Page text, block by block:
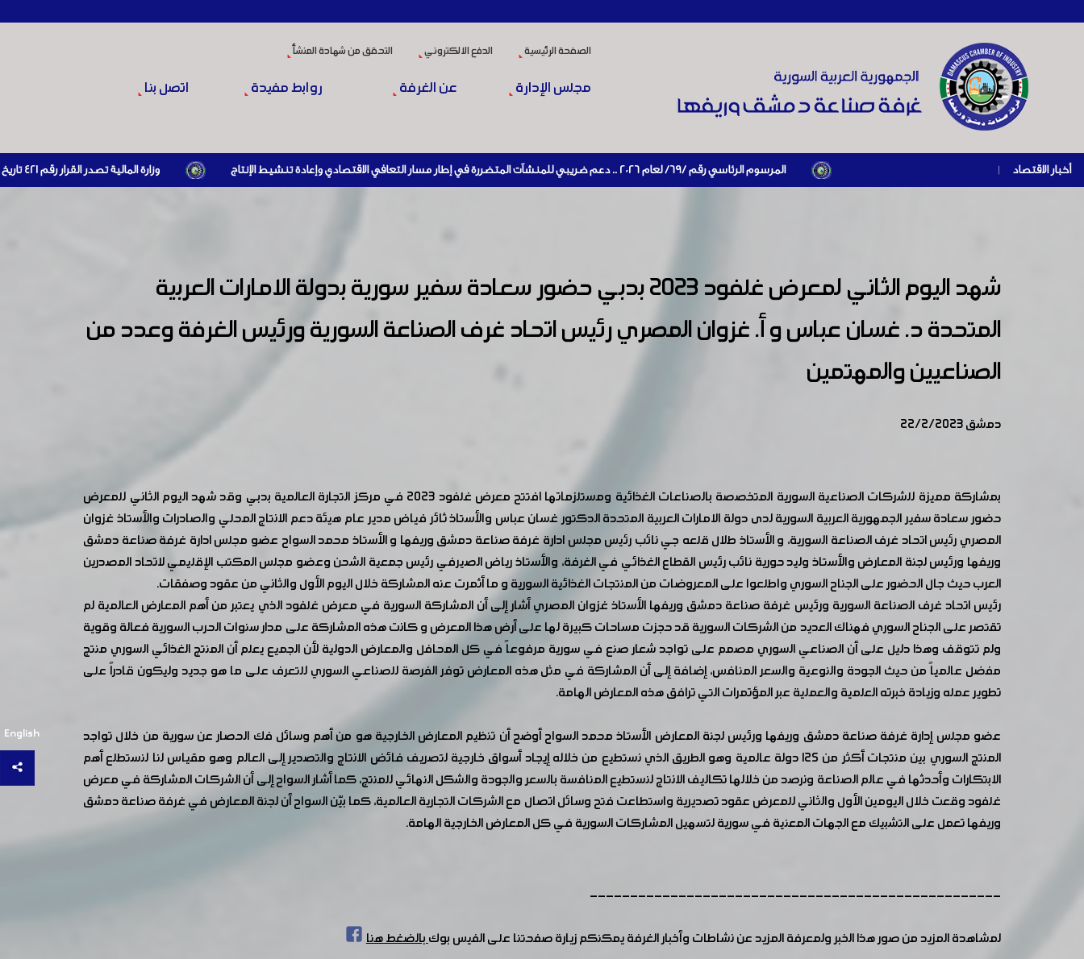
الصفحة الرئيسية الدفع الالكتروني التحقق من شهادة المنشأ
مجلس الإدارة عن الغرفة روابط مفيدة اتصل بنا
أخبار الاقتصاد | المرسوم الرئاسي رقم /69/ لعام 2026 .. دعم ضريبي للمنشآت المتضررة في إطار مسار التعافي الاقتصادي وإعادة تنشيط الإنتاج وزارة المالية تصدر القرار رقم 421 تاريخ 24/3/2026 المتضمن الزام المستوردين بإبراز براءة ذمة مالية سارية صادرة عن الهيئة العامة للضرائب والرسوم أو مديرياتها عند القيام بعمليات الاستيراد
English
شهد اليوم الثاني لمعرض غلفود 2023 بدبي حضور سعادة سفير سورية بدولة الامارات العربية
المتحدة د. غسان عباس و أ. غزوان المصري رئيس اتحاد غرف الصناعة السورية ورئيس الغرفة وعدد من
الصناعيين والمهتمين
دمشق 22/2/2023
بمشاركة مميزة للشركات الصناعية السورية المتخصصة بالصناعات الغذائية ومستلزماتها افتتح معرض غلفود 2023 في مركز التجارة العالمية بدبي وقد شهد اليوم الثاني للمعرض
حضور سعادة سفير الجمهورية العربية السورية لدى دولة الامارات العربية المتحدة الدكتور غسان عباس والأستاذ ثائر فياض مدير عام هيئة دعم الانتاج المحلي والصادرات والأستاذ غزوان
المصري رئيس اتحاد غرف الصناعة السورية، و الأستاذ طلال قلعه جي نائب رئيس مجلس ادارة غرفة صناعة دمشق وريفها و الأستاذ محمد السواح عضو مجلس ادارة غرفة صناعة دمشق
وريفها ورئيس لجنة المعارض والأستاذ وليد حورية نائب رئيس القطاع الغذائي في الغرفة، والأستاذ رياض الصيرفي رئيس جمعية الشحن وعضو مجلس المكتب الإقليمي لاتحاد المصدرين
العرب حيث جال الحضور على الجناح السوري واطلعوا على المعروضات من المنتجات الغذائية السورية و ما أثمرت عنه المشاركة خلال اليوم الأول والثاني من عقود وصفقات.
رئيس اتحاد غرف الصناعة السورية ورئيس غرفة صناعة دمشق وريفها الأستاذ غزوان المصري أشار إلى أن المشاركة السورية في معرض غلفود الذي يعتبر من أهم المعارض العالمية لم
تقتصر على الجناح السوري فهناك العديد من الشركات السورية قد حجزت مساحات كبيرة لها على أرض هذا المعرض و كانت هذه المشاركة على مدار سنوات الحرب السورية فعالة وقوية
ولم تتوقف وهذا دليل على أن الصناعي السوري مصمم على تواجد شعار صنع في سورية مرفوعاً في كل المحافل والمعارض الدولية لأن الجميع يعلم أن المنتج الغذائي السوري منتج
مفضل عالمياً من حيث الجودة والنوعية والسعر المنافس، إضافة إلى أن المشاركة في مثل هذه المعارض توفر الفرصة للصناعي السوري للتعرف على ما هو جديد وليكون قادراً على
تطوير عمله وزيادة خبرته العلمية والعملية عبر المؤتمرات التي ترافق هذه المعارض الهامة.
عضو مجلس إدارة غرفة صناعة دمشق وريفها ورئيس لجنة المعارض الأستاذ محمد السواح أوضح أن تنظيم المعارض الخارجية هو من أهم وسائل فك الحصار عن سورية من خلال تواجد
المنتج السوري بين منتجات أكثر من 125 دولة عالمية وهو الطريق الذي نستطيع من خلاله إيجاد أسواق خارجية لتصريف فائض الانتاج والتصدير إلى العالم وهو مقياس لنا لنستطلع أهم
الابتكارات وأحدثها في عالم الصناعة ونرصد من خلالها تكاليف الانتاج لنستطيع المنافسة بالسعر والجودة والشكل النهائي للمنتج، كما أشار السواح إلى أن الشركات المشاركة في معرض
غلفود وقعت خلال اليومين الأول والثاني للمعرض عقود تصديرية واستطاعت فتح وسائل اتصال مع الشركات التجارية العالمية، كما بيّن السواح أن لجنة المعارض في غرفة صناعة دمشق
وريفها تعمل على التشبيك مع الجهات المعنية في سورية لتسهيل المشاركات السورية في كل المعارض الخارجية الهامة.
---------------------------------------------------
لمشاهدة المزيد من صور هذا الخبر ولمعرفة المزيد عن نشاطات وأخبار الغرفة يمكنكم زيارة صفحتنا على الفيس بوكبالضغط هنا